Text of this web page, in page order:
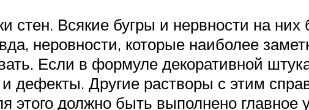
стен. Всякие бугры и нервности на них
неровности, которые наиболее
Если в формуле декоративной
дефекты. Другие растворы с этим
должно быть выполнено главное